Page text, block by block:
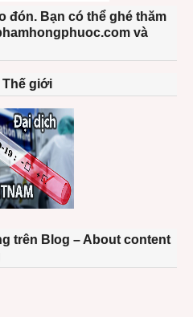
đón. Bạn có thể ghé thăm
và
Thế giới
trên Blog – About content